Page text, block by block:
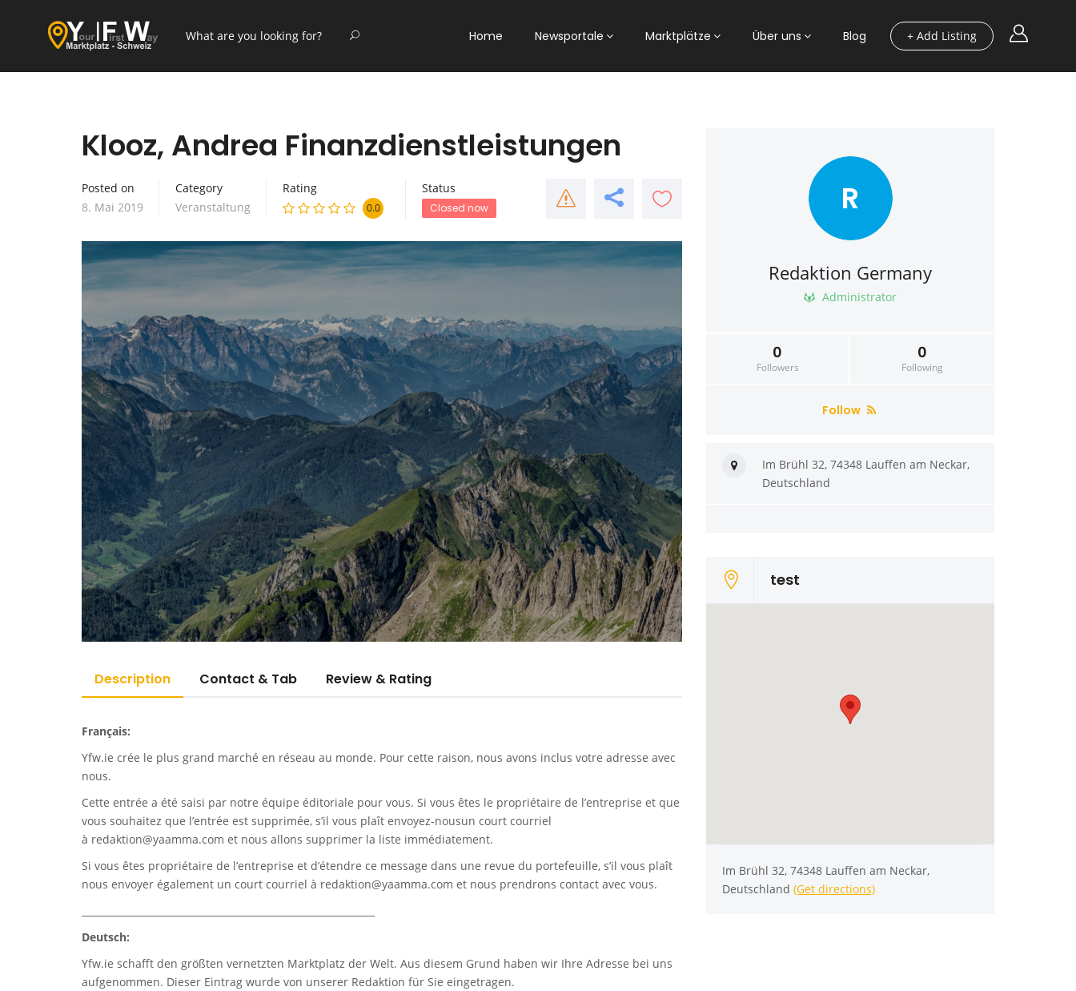
+ Add Listing
Home Newsportale Marktplätze Über uns Blog
Klooz, Andrea Finanzdienstleistungen
Posted on
8. Mai 2019
Category
Veranstaltung
Rating
0.0
Status
Closed now
Description Contact & Tab Review & Rating
Français:
Yfw.ie crée le plus grand marché en réseau au monde. Pour cette raison, nous avons inclus votre adresse avec
nous.
Cette entrée a été saisi par notre équipe éditoriale pour vous. Si vous êtes le propriétaire de l’entreprise et que
vous souhaitez que l’entrée est supprimée, s’il vous plaît envoyez-nousun court courriel
à redaktion@yaamma.com et nous allons supprimer la liste immédiatement.
Si vous êtes propriétaire de l’entreprise et d’étendre ce message dans une revue du portefeuille, s’il vous plaît
nous envoyer également un court courriel à redaktion@yaamma.com et nous prendrons contact avec vous.
Deutsch:
Yfw.ie schafft den größten vernetzten Marktplatz der Welt. Aus diesem Grund haben wir Ihre Adresse bei uns
aufgenommen. Dieser Eintrag wurde von unserer Redaktion für Sie eingetragen.
R
Redaktion Germany
Administrator
0
Followers
0
Following
Follow
Im Brühl 32, 74348 Lauffen am Neckar,
Deutschland
test
Im Brühl 32, 74348 Lauffen am Neckar,
Deutschland (Get directions)